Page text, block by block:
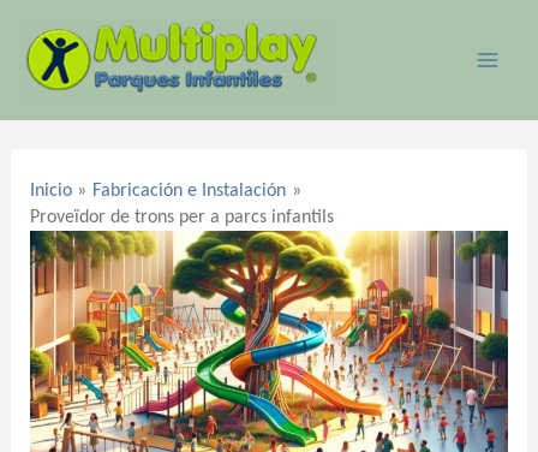
contenido
Inicio
Fabricación e Instalación
Proveïdor de trons per a parcs infantils
entradas